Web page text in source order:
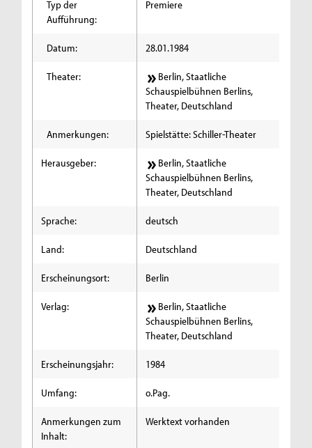
Typ der
Aufführung:
Premiere
Datum: 28.01.1984
Theater:
Berlin, Staatliche
Schauspielbühnen Berlins,
Theater, Deutschland
Anmerkungen: Spielstätte: Schiller-Theater
Herausgeber:
Berlin, Staatliche
Schauspielbühnen Berlins,
Theater, Deutschland
Sprache: deutsch
Land: Deutschland
Erscheinungsort: Berlin
Verlag:
Berlin, Staatliche
Schauspielbühnen Berlins,
Theater, Deutschland
Erscheinungsjahr: 1984
Umfang: o.Pag.
Anmerkungen zum
Inhalt:
Werktext vorhanden